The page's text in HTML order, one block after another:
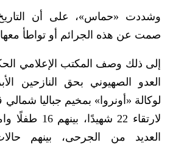
وشددت «حماس»، على أن
صمت عن هذه الجرائم أو تواطأ
إلى ذلك وصف المكتب الإعلامي
العدو الصهيوني بحق النازحين
لوكالة «أونروا» بمخيم جباليا
لارتقاء 22
العديد من الجرحى، بينهم